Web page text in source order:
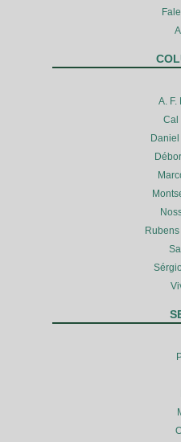
A. F.
Cal